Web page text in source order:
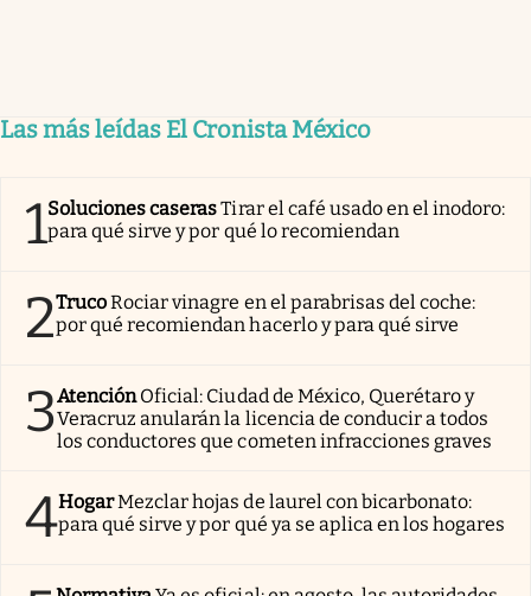
Las más leídas El Cronista México
1Soluciones caserasTirar el café usado en el inodoro:
para qué sirve y por qué lo recomiendan
2TrucoRociar vinagre en el parabrisas del coche:
por qué recomiendan hacerlo y para qué sirve
3AtenciónOficial: Ciudad de México, Querétaro y
Veracruz anularán la licencia de conducir a todos
los conductores que cometen infracciones graves
4HogarMezclar hojas de laurel con bicarbonato:
para qué sirve y por qué ya se aplica en los hogares